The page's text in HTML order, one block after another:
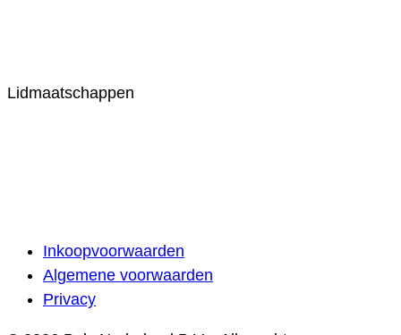
Lidmaatschappen
Inkoopvoorwaarden
Algemene voorwaarden
Privacy